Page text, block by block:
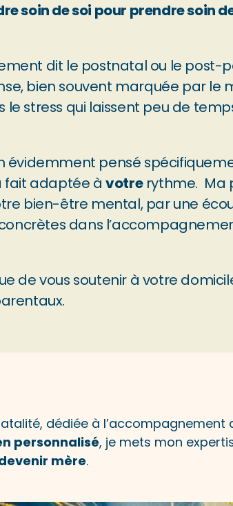
soin de soi pour prendre soin
dit le postnatal ou le post-
bien souvent marquée par le
stress qui laissent peu de
évidemment pensé
fait adaptée à votre rythme.  Ma
bien-être mental, par une
dans
de vous soutenir à votre
dédiée à l’accompagnement
personnalisé, je mets mon
mère.